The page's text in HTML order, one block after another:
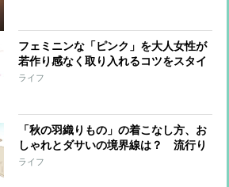
フェミニンな「ピンク」を大人女性が
若作り感なく取り入れるコツをスタイ
リストが指南
ライフ
「秋の羽織りもの」の着こなし方、お
しゃれとダサいの境界線は？ 流行り
のショートジャケットからカーディガ
ライフ